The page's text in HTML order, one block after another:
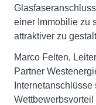
einer Immobilie zu
attraktiver zu
Marco Felten,
Partner